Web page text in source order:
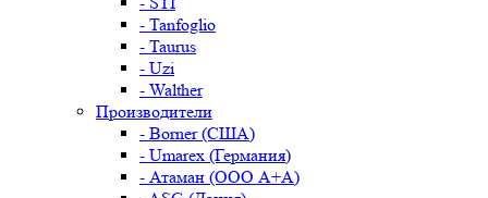
- Tanfoglio
- Taurus
- Uzi
- Walther
Производители
- Borner (США)
- Umarex (Германия)
- Атаман (ООО А+А)